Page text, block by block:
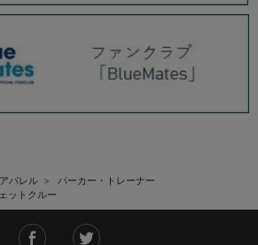
アパレル
パーカー・トレーナー
ットクルー